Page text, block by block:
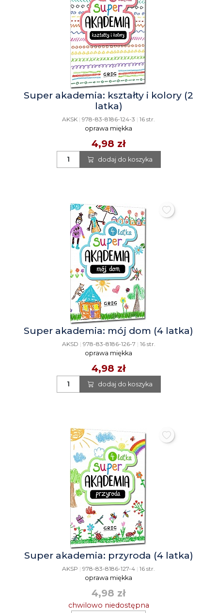
Super akademia: kształty i kolory (2
latka)
AKSK | 978-83-8186-124-3 | 16 str.
oprawa miękka
4,98 zł
dodaj do koszyka
Super akademia: mój dom (4 latka)
AKSD | 978-83-8186-126-7 | 16 str.
oprawa miękka
4,98 zł
dodaj do koszyka
Super akademia: przyroda (4 latka)
AKSP | 978-83-8186-127-4 | 16 str.
oprawa miękka
4,98 zł
chwilowo niedostępna